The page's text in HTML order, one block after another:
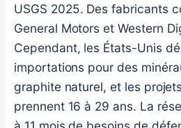
USGS 2025. Des fabricants
General Motors et Western
Cependant, les États-Unis
importations pour des
graphite naturel, et les
prennent 16 à 29 ans. La